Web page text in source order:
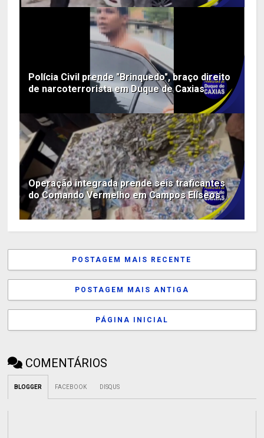
Polícia Civil prende "Brinquedo", braço direito
de narcoterrorista em Duque de Caxias
Operação integrada prende seis traficantes
do Comando Vermelho em Campos Elíseos
POSTAGEM MAIS RECENTE
POSTAGEM MAIS ANTIGA
PÁGINA INICIAL
COMENTÁRIOS
BLOGGER FACEBOOK DISQUS